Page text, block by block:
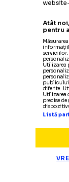
Atât
pentru
Utilizarea
publicului
diferite.
Utilizarea
precise
Listă